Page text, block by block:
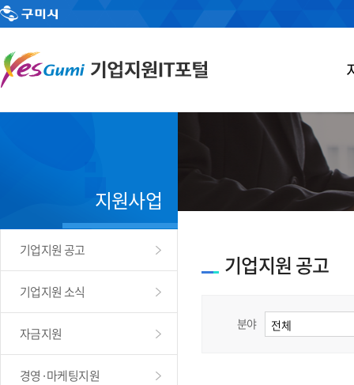
지원사업
기업지원 공고
기업지원 소식
자금지원
경영·마케팅지원
기업지원 공고
분야